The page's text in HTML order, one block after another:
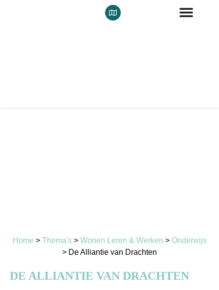
Home > Thema's> Wonen Leren & Werken > Onderwijs
> De Alliantie van Drachten
DE ALLIANTIE VAN DRACHTEN